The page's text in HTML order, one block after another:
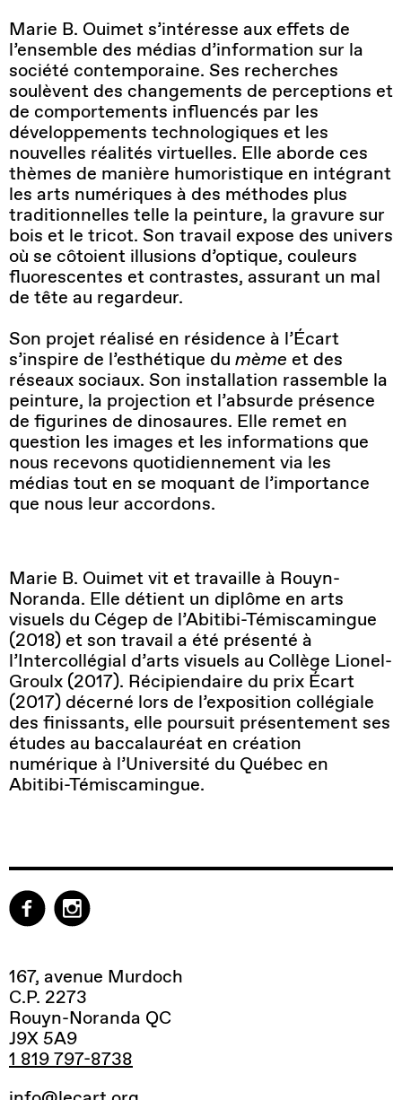
Marie B. Ouimet s’intéresse aux effets de
l’ensemble des médias d’information sur la
société contemporaine. Ses recherches
soulèvent des changements de perceptions et
de comportements influencés par les
développements technologiques et les
nouvelles réalités virtuelles. Elle aborde ces
thèmes de manière humoristique en intégrant
les arts numériques à des méthodes plus
traditionnelles telle la peinture, la gravure sur
bois et le tricot. Son travail expose des univers
où se côtoient illusions d’optique, couleurs
fluorescentes et contrastes, assurant un mal
de tête au regardeur.
Son projet réalisé en résidence à l’Écart
s’inspire de l’esthétique du mème et des
réseaux sociaux. Son installation rassemble la
peinture, la projection et l’absurde présence
de figurines de dinosaures. Elle remet en
question les images et les informations que
nous recevons quotidiennement via les
médias tout en se moquant de l’importance
que nous leur accordons.
Marie B. Ouimet vit et travaille à Rouyn-
Noranda. Elle détient un diplôme en arts
visuels du Cégep de l’Abitibi-Témiscamingue
(2018) et son travail a été présenté à
l’Intercollégial d’arts visuels au Collège Lionel-
Groulx (2017). Récipiendaire du prix Écart
(2017) décerné lors de l’exposition collégiale
des finissants, elle poursuit présentement ses
études au baccalauréat en création
numérique à l’Université du Québec en
Abitibi-Témiscamingue.
167, avenue Murdoch
C.P. 2273
Rouyn-Noranda QC
J9X 5A9
1 819 797-8738